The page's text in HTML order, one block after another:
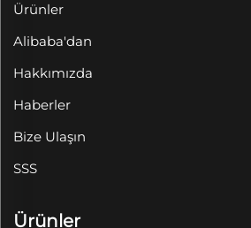
Ürünler
Alibaba'dan
Hakkımızda
Haberler
Bize Ulaşın
SSS
Ürünler